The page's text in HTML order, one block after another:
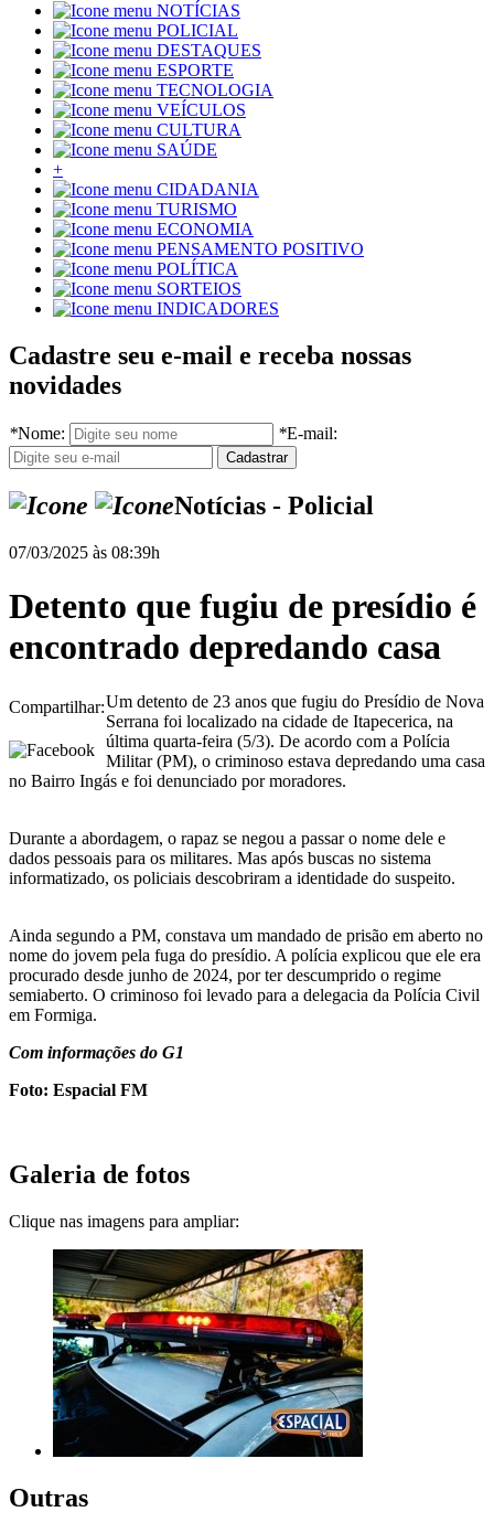
NOTÍCIAS
POLICIAL
DESTAQUES
ESPORTE
TECNOLOGIA
VEÍCULOS
CULTURA
SAÚDE
+
CIDADANIA
TURISMO
ECONOMIA
PENSAMENTO POSITIVO
POLÍTICA
SORTEIOS
INDICADORES
Cadastre seu e-mail e receba nossas
novidades
*Nome: *E-mail:
Notícias - Policial
07/03/2025 às 08:39h
Detento que fugiu de presídio é
encontrado depredando casa
Compartilhar:Um detento de 23 anos que fugiu do Presídio de Nova
Serrana foi localizado na cidade de Itapecerica, na
última quarta-feira (5/3). De acordo com a Polícia
Militar (PM), o criminoso estava depredando uma casa
no Bairro Ingás e foi denunciado por moradores.
Durante a abordagem, o rapaz se negou a passar o nome dele e
dados pessoais para os militares. Mas após buscas no sistema
informatizado, os policiais descobriram a identidade do suspeito.
Ainda segundo a PM, constava um mandado de prisão em aberto no
nome do jovem pela fuga do presídio. A polícia explicou que ele era
procurado desde junho de 2024, por ter descumprido o regime
semiaberto. O criminoso foi levado para a delegacia da Polícia Civil
em Formiga.
Com informações do G1
Foto: Espacial FM
Galeria de fotos
Clique nas imagens para ampliar:
Outras